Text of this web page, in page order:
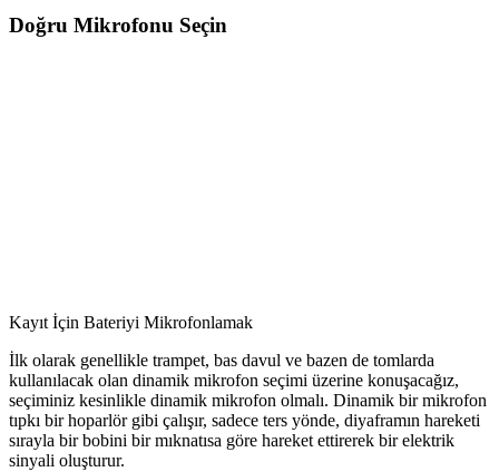
Doğru Mikrofonu Seçin
Kayıt İçin Bateriyi Mikrofonlamak
İlk olarak genellikle trampet, bas davul ve bazen de tomlarda
kullanılacak olan dinamik mikrofon seçimi üzerine konuşacağız,
seçiminiz kesinlikle dinamik mikrofon olmalı. Dinamik bir mikrofon
tıpkı bir hoparlör gibi çalışır, sadece ters yönde, diyaframın hareketi
sırayla bir bobini bir mıknatısa göre hareket ettirerek bir elektrik
sinyali oluşturur.